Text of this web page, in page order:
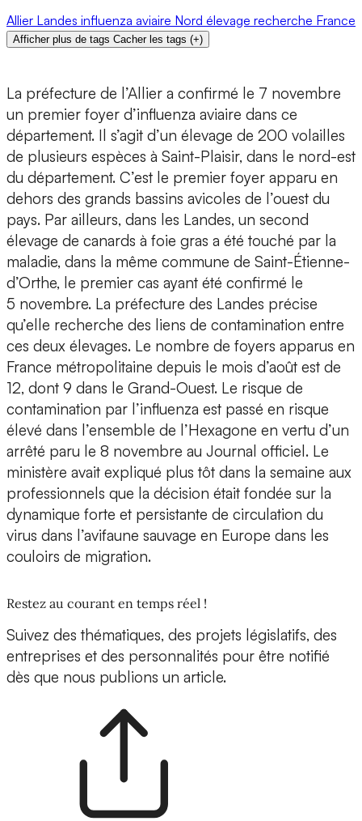
Allier Landes influenza aviaire Nord élevage recherche France
Afficher plus de tags Cacher les tags (+)
La préfecture de l’Allier a confirmé le 7 novembre
un premier foyer d’influenza aviaire dans ce
département. Il s’agit d’un élevage de 200 volailles
de plusieurs espèces à Saint-Plaisir, dans le nord-est
du département. C’est le premier foyer apparu en
dehors des grands bassins avicoles de l’ouest du
pays. Par ailleurs, dans les Landes, un second
élevage de canards à foie gras a été touché par la
maladie, dans la même commune de Saint-Étienne-
d’Orthe, le premier cas ayant été confirmé le
5 novembre. La préfecture des Landes précise
qu’elle recherche des liens de contamination entre
ces deux élevages. Le nombre de foyers apparus en
France métropolitaine depuis le mois d’août est de
12, dont 9 dans le Grand-Ouest. Le risque de
contamination par l’influenza est passé en risque
élevé dans l’ensemble de l’Hexagone en vertu d’un
arrêté paru le 8 novembre au Journal officiel. Le
ministère avait expliqué plus tôt dans la semaine aux
professionnels que la décision était fondée sur la
dynamique forte et persistante de circulation du
virus dans l’avifaune sauvage en Europe dans les
couloirs de migration.
Restez au courant en temps réel !
Suivez des thématiques, des projets législatifs, des
entreprises et des personnalités pour être notifié
dès que nous publions un article.